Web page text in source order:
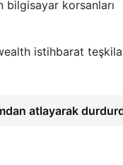
bilgisayar korsanları
istihbarat
atlayarak